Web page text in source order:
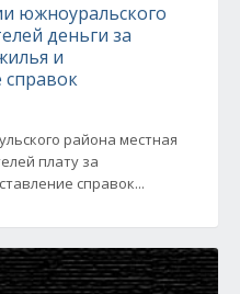
южноуральского
деньги за
и
справок
района местная
плату за
справок...